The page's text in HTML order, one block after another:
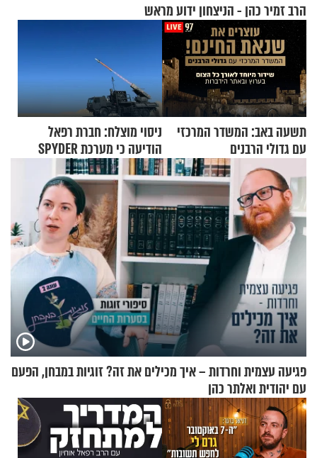
הרב זמיר כהן - הניצחון ידוע מראש
תשעה באב: המשדר המרכזי
עם גדולי הרבנים
ניסוי מוצלח: חברת רפאל
הודיעה כי מערכת SPYDER
הצליחה ליירט כטב"ם
פגיעה עצמית וחרדות – איך מכילים את זה? זוגיות במבחן, הפעם
עם יהודית ואלתר כהן